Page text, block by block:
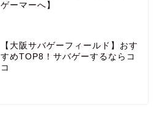
ゲーマーへ】
【大阪サバゲーフィールド】おす
すめTOP8！サバゲーするならコ
コ